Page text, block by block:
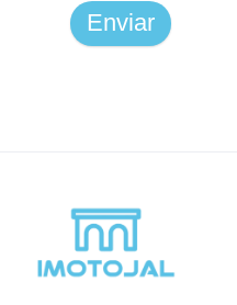
Enviar